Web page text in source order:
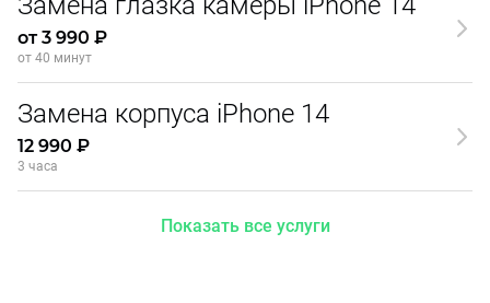
от 3 990 ₽
от 40 минут
Замена корпуса iPhone 14
12 990 ₽
3 часа
Показать все услуги